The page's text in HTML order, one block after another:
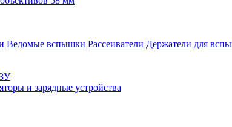
Ведомые вспышки Рассеиватели Держатели для
и зарядные устройства